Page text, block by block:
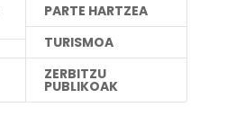
PARTE HARTZEA
TURISMOA
ZERBITZU
PUBLIKOAK